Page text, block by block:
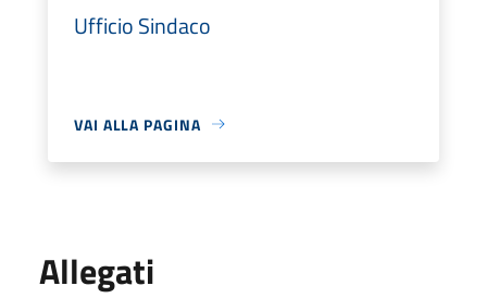
Ufficio Sindaco
VAI ALLA PAGINA
Allegati